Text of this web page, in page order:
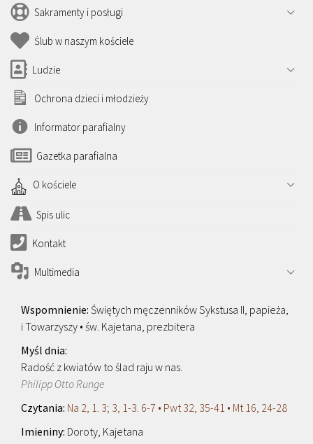
Sakramenty i posługi
Ślub w naszym kościele
Ludzie
Ochrona dzieci i młodzieży
Informator parafialny
Gazetka parafialna
O kościele
Spis ulic
Kontakt
Multimedia
Świętych męczenników Sykstusa II, papieża,
i Towarzyszy • św. Kajetana, prezbitera
Radość z kwiatów to ślad raju w nas.
Philipp Otto Runge
Na 2, 1. 3; 3, 1-3. 6-7 • Pwt 32, 35-41 • Mt 16, 24-28
Doroty, Kajetana